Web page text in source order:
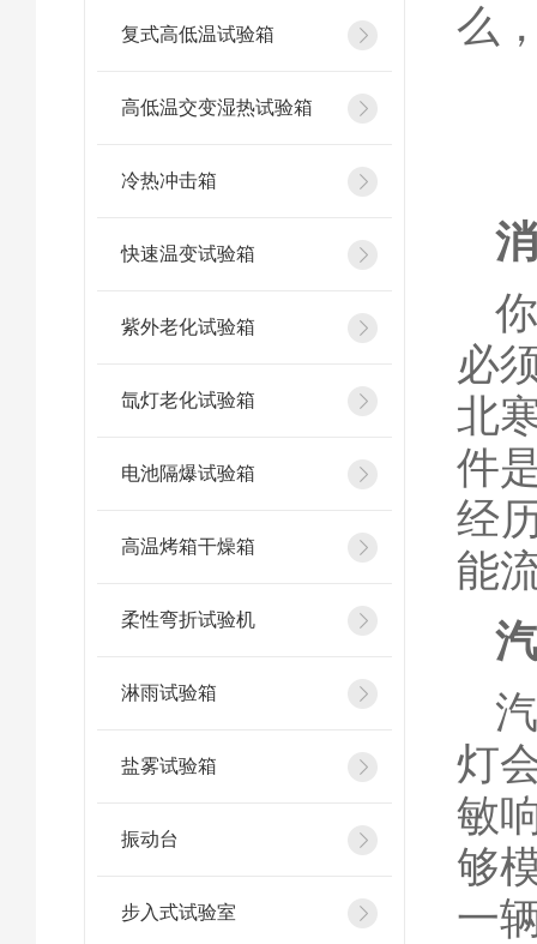
复式高低温试验箱
高低温交变湿热试验箱
冷热冲击箱
快速温变试验箱
紫外老化试验箱
氙灯老化试验箱
电池隔爆试验箱
高温烤箱干燥箱
柔性弯折试验机
淋雨试验箱
盐雾试验箱
振动台
步入式试验室
么
必
北
件
经
能
灯
敏
够
一